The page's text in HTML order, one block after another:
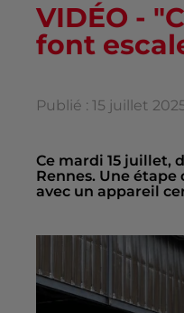
VIDÉO -
font
Publié : 15 juillet
Ce mardi 15 juillet,
Rennes. Une
avec un appareil